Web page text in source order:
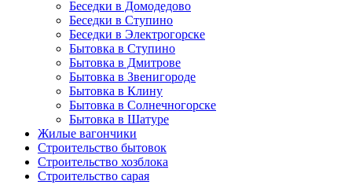
Беседки в Домодедово
Беседки в Ступино
Беседки в Электрогорске
Бытовка в Ступино
Бытовка в Дмитрове
Бытовка в Звенигороде
Бытовка в Клину
Бытовка в Солнечногорске
Бытовка в Шатуре
Жилые вагончики
Строительство бытовок
Строительство хозблока
Строительство сарая